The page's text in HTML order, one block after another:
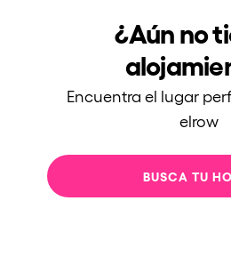
¿Aún no
Encuentra el lugar
elrow
BUSCA TU